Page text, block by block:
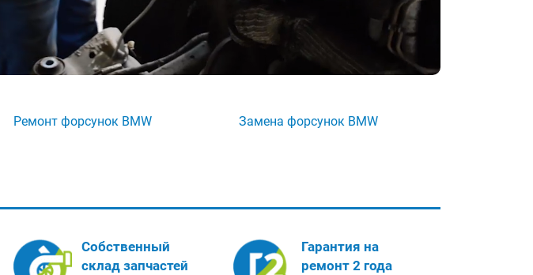
Ремонт форсунок BMW Замена форсунок BMW
Собственный
склад запчастей
Гарантия на
ремонт 2 года